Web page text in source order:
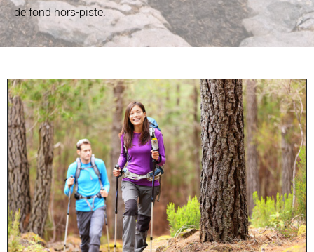
de fond hors-piste.